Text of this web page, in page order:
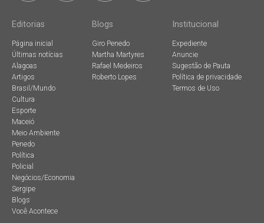
Editorias
Página inicial
Últimas notícias
Alagoas
Artigos
Brasil/Mundo
Cultura
Esporte
Maceió
Meio Ambiente
Penedo
Política
Policial
Negócios/Economia
Sergipe
Blogs
Você Acontece
Blogs
Giro Penedo
Martha Martyres
Rafael Medeiros
Roberto Lopes
Institucional
Expediente
Anuncie
Sugestão de Pauta
Política de privacidade
Termos de Uso